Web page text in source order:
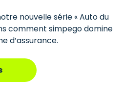
nouvelle série « Auto du
comment simpego domine
d’assurance.